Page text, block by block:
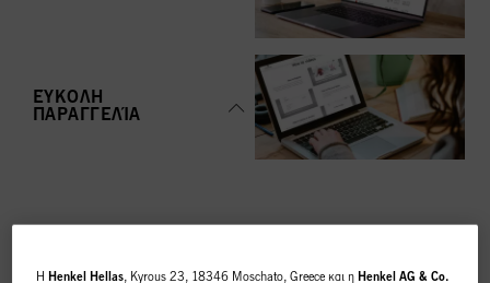
ΕΎΚΟΛΗ
ΠΑΡΑΓΓΕΛΊΑ
ΚΟΡΥΦΑΊΕΣ
H Henkel Hellas, Kyrous 23, 18346 Moschato, Greece και η Henkel AG & Co.